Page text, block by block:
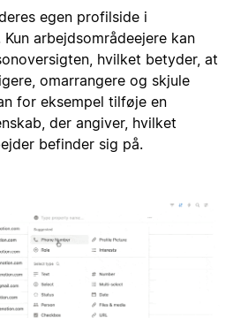
egen profilside i
arbejdsområdeejere kan
hvilket betyder, at
omarrangere og skjule
for eksempel tilføje en
der angiver, hvilket
befinder sig på.